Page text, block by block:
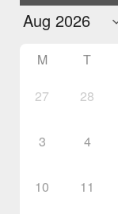
M T
27 28
3 4
10 11